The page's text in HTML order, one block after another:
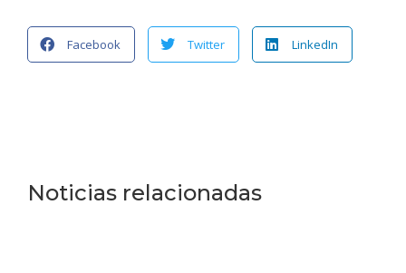
Facebook Twitter LinkedIn
Noticias relacionadas